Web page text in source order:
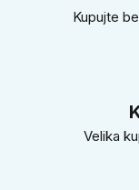
Kupujte
Velika